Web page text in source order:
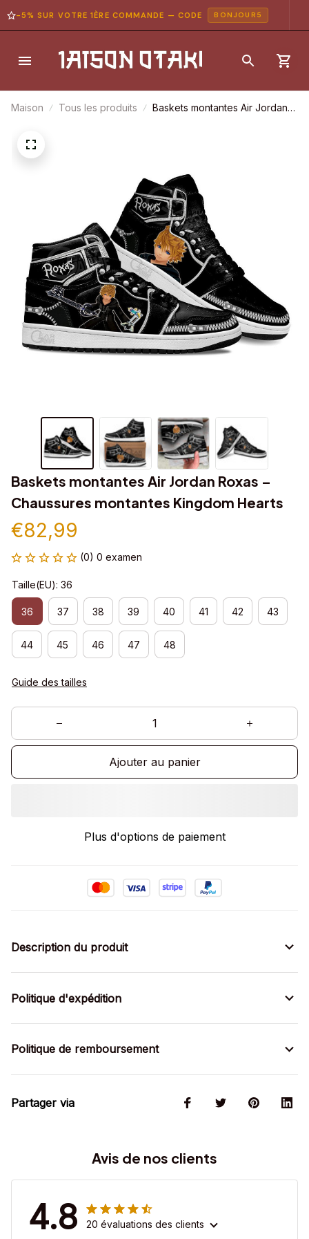
-5% SUR VOTRE 1ÈRE COMMANDE — CODE BONJOUR5
Maison Tous les produits
Baskets montantes Air Jordan
Baskets montantes Air Jordan Roxas –
Chaussures montantes Kingdom Hearts
€82,99
(0) 0 examen
Taille(EU): 36
36 37 38 39 40 41 42 43
44 45 46 47 48
Guide des tailles
Ajouter au panier
Plus d'options de paiement
Description du produit
Politique d'expédition
Politique de remboursement
Partager via
Avis de nos clients
4.8 20 évaluations des clients